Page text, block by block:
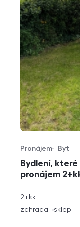
Bydlení,
pronájem
Typ nabídky
Pronájem
Typ nemovitosti
Byt
rozměry
2+kk
funkce
zahrada sklep